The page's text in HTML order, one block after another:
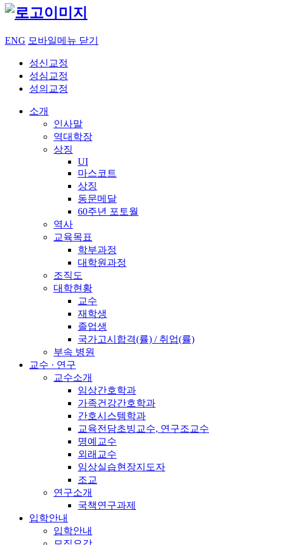
ENG 모바일메뉴 닫기
성신교정
성심교정
성의교정
소개
인사말
역대학장
상징
UI
마스코트
상징
동문메달
60주년 포토월
역사
교육목표
학부과정
대학원과정
조직도
대학현황
교수
재학생
졸업생
국가고시합격(률) / 취업(률)
부속 병원
교수 · 연구
교수소개
임상간호학과
가족건강간호학과
간호시스템학과
교육전담초빙교수, 연구조교수
명예교수
외래교수
임상실습현장지도자
조교
연구소개
국책연구과제
입학안내
입학안내